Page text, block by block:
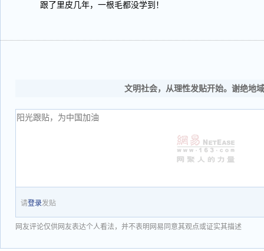
跟了里皮几年，一根毛都没学到！
文明社会，从理性发贴开始。谢绝地
请登录发贴
网友评论仅供网友表达个人看法，并不表明网易同意其观点或证实其描述